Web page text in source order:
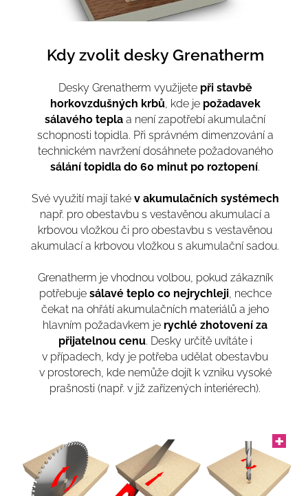
Kdy zvolit desky Grenatherm
Desky Grenatherm využijete při stavbě
horkovzdušných krbů, kde je požadavek
sálavého tepla a není zapotřebí akumulační
schopnosti topidla. Při správném dimenzování a
technickém navržení dosáhnete požadovaného
sálání topidla do 60 minut po roztopení.
Své využití mají takév akumulačních systémech
např. pro obestavbu s vestavěnou akumulací a
krbovou vložkou či pro obestavbu s vestavěnou
akumulací a krbovou vložkou s akumulační sadou.
Grenatherm je vhodnou volbou, pokud zákazník
potřebuje sálavé teplo co nejrychleji, nechce
čekat na ohřátí akumulačních materiálů a jeho
hlavním požadavkem je rychlé zhotovení za
přijatelnou cenu. Desky určitě uvítáte i
v případech, kdy je potřeba udělat obestavbu
v prostorech, kde nemůže dojít k vzniku vysoké
prašnosti (např. v již zařízených interiérech).